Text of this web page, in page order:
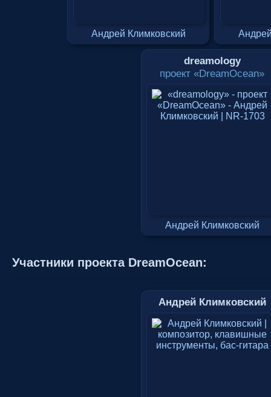
Андрей Климковский
dreamology
проект «DreamOcean»
Андрей Климковский
Участники проекта DreamOcean:
Андрей Климковский